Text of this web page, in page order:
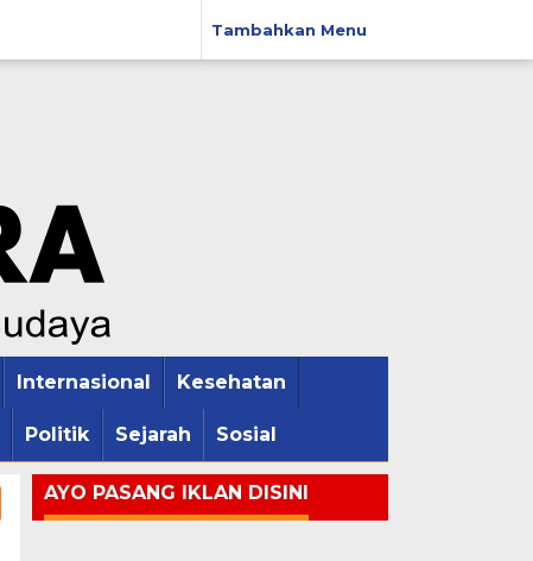
Tambahkan Menu
Internasional Kesehatan
Politik Sejarah Sosial
AYO PASANG IKLAN DISINI